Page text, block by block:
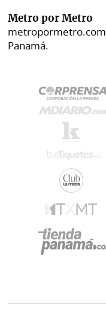
Metro por Metro
metropormetro.com
Panamá.